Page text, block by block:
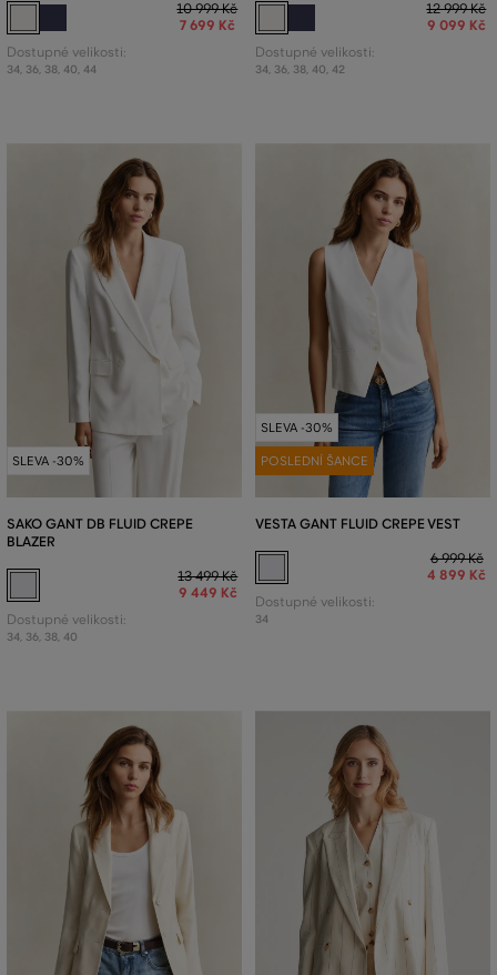
10 999 Kč
7 699 Kč
Dostupné velikosti:
34, 36, 38, 40, 44
12 999 Kč
9 099 Kč
Dostupné velikosti:
34, 36, 38, 40, 42
SLEVA -30%
SAKO GANT DB FLUID CREPE
BLAZER
13 499 Kč
9 449 Kč
Dostupné velikosti:
34, 36, 38, 40
SLEVA -30%
POSLEDNÍ ŠANCE
VESTA GANT FLUID CREPE VEST
6 999 Kč
4 899 Kč
Dostupné velikosti:
34